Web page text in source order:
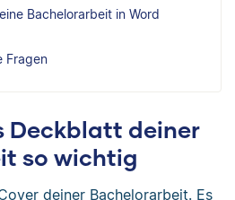
Bachelorarbeit in Word
Fragen
Deckblatt deiner
so wichtig
deiner Bachelorarbeit. Es